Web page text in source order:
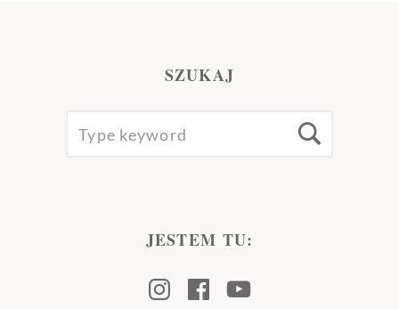
SZUKAJ
FOR:
JESTEM TU:
Instagram
Facebook